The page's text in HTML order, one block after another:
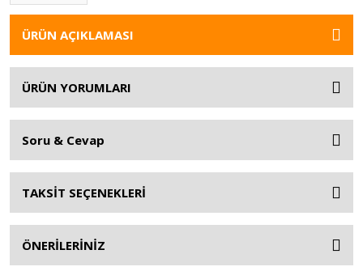
ÜRÜN AÇIKLAMASI
ÜRÜN YORUMLARI
Soru & Cevap
TAKSİT SEÇENEKLERİ
ÖNERİLERİNİZ